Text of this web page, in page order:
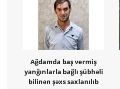
Ağdamda baş vermiş
yanğınlarla bağlı şübhəli
bilinən şəxs saxlanılıb